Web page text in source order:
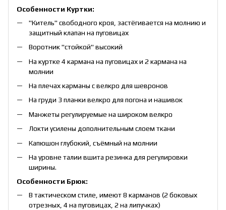
Особенности Куртки:
"Китель" свободного кроя, застёгивается на молнию и
защитный клапан на пуговицах
Воротник "стойкой" высокий
На куртке 4 кармана на пуговицах и 2 кармана на
молнии
На плечах карманы с велкро для шевронов
На груди 3 планки велкро для погона и нашивок
Манжеты регулируемые на широком велкро
Локти усилены дополнительным слоем ткани
Капюшон глубокий, съёмный на молнии
На уровне талии вшита резинка для регулировки
ширины.
Особенности Брюк:
В тактическом стиле, имеют 8 карманов (2 боковых
отрезных, 4 на пуговицах, 2 на липучках)